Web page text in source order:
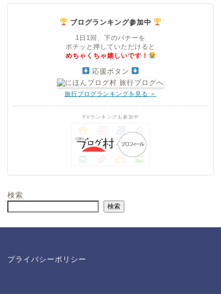
ブログランキング参加中
1日1回、下のバナーを
ポチッと押していただけると
めちゃくちゃ嬉しいです！
応援ボタン
旅行ブログランキングを見る ＞
PVランキングも参加中
検索
検索
プライバシーポリシー